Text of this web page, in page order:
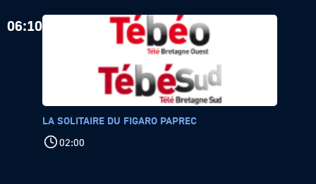
06:10
LA SOLITAIRE DU FIGARO PAPREC
02:00